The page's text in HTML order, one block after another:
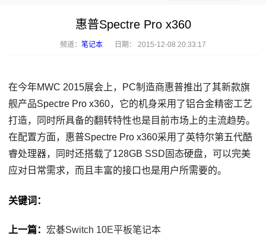
惠普Spectre Pro x360
频道： 笔记本 日期： 2015-12-08 20:33:17
在今年MWC 2015展会上，PC制造商惠普推出了其新款旗
舰产品Spectre Pro x360，它的机身采用了铝合金精密工艺
打造，同时所具备的翻转特性也是目前市场上的主流趋势。
在配置方面，惠普Spectre Pro x360采用了英特尔第五代酷
睿处理器，同时还搭载了128GB SSD固态硬盘，可以完美
应对日常需求，而且丰富的接口也是用户所需要的。
关键词：
上一篇： 宏碁Switch 10E平板笔记本